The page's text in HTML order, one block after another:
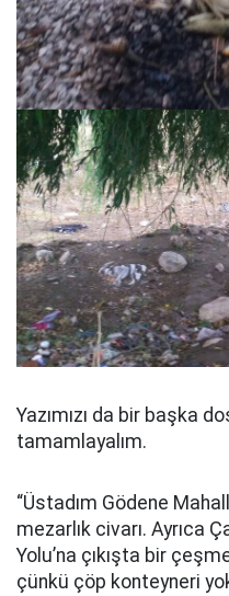
Yazımızı da bir başka
tamamlayalım.
“Üstadım Gödene
mezarlık civarı. Ayrıca
Yolu’na çıkışta bir
çünkü çöp konteyneri